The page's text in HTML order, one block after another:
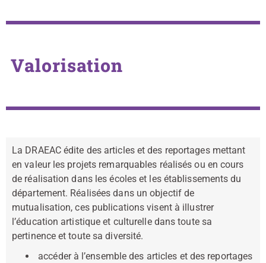
Valorisation
La DRAEAC édite des articles et des reportages mettant
en valeur les projets remarquables réalisés ou en cours
de réalisation dans les écoles et les établissements du
département. Réalisées dans un objectif de
mutualisation, ces publications visent à illustrer
l’éducation artistique et culturelle dans toute sa
pertinence et toute sa diversité.
accéder à l’ensemble des articles et des reportages